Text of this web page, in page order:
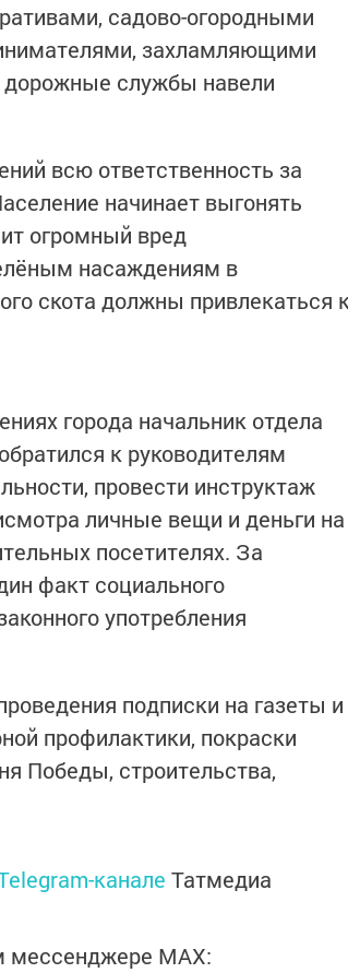
садово-огородными
захламляющими
дорожные службы навели
всю ответственность за
начинает выгонять
огромный вред
насаждениям в
скота должны привлекаться
города начальник отдела
к руководителям
провести инструктаж
личные вещи и деньги на
посетителях. За
факт социального
употребления
подписки на газеты и
профилактики, покраски
Победы, строительства,
канале Татмедиа
мессенджере MАХ: